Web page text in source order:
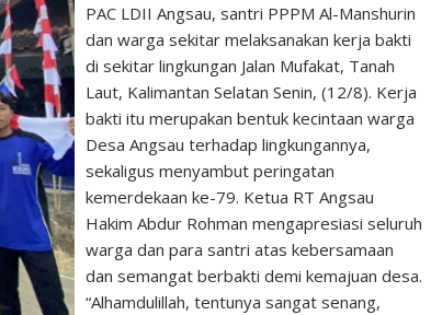
PAC LDII Angsau, santri PPPM Al-Manshurin
dan warga sekitar melaksanakan kerja bakti
di sekitar lingkungan Jalan Mufakat, Tanah
Laut, Kalimantan Selatan Senin, (12/8). Kerja
bakti itu merupakan bentuk kecintaan warga
Desa Angsau terhadap lingkungannya,
sekaligus menyambut peringatan
kemerdekaan ke-79. Ketua RT Angsau
Hakim Abdur Rohman mengapresiasi seluruh
warga dan para santri atas kebersamaan
dan semangat berbakti demi kemajuan desa.
“Alhamdulillah, tentunya sangat senang,